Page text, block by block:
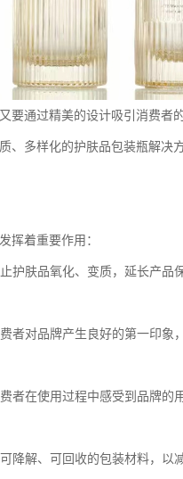
要通过精美的设计吸引消费者的
、多样化的护肤品包装瓶解决
挥着重要作用：
护肤品氧化、变质，延长产品
者对品牌产生良好的第一印象
者在使用过程中感受到品牌的用
降解、可回收的包装材料，以